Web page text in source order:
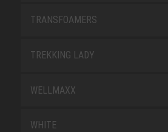
TRANSFOAMERS
TREKKING LADY
WELLMAXX
WHITE